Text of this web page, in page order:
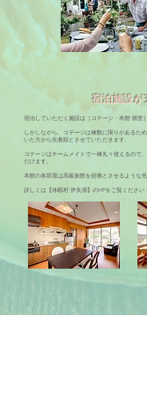
宿泊施設が
宿泊していただく施設は［コテージ・本館 個室
しかしながら、コテージは棟数に限りがあるた
いた方から先着順とさせていただきます。
コテージはチームメイトで一棟丸々使えるので
だけます。
本館の各部屋は高級旅館を彷彿とさせるような充
​詳しくは【休暇村 伊良湖】のHPをご覧ください！